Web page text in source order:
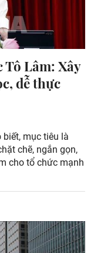
Lâm: Xây
dễ thực
mục tiêu là
chẽ, ngắn gọn,
cho tổ chức mạnh